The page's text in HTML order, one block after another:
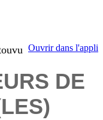
Ouvrir dans l'appli
DE